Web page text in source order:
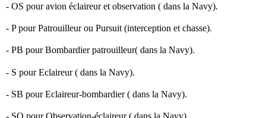
- OS pour avion éclaireur et observation ( dans la Navy).
- P pour Patrouilleur ou Pursuit (interception et chasse).
- PB pour Bombardier patrouilleur( dans la Navy).
- S pour Eclaireur ( dans la Navy).
- SB pour Eclaireur-bombardier ( dans la Navy).